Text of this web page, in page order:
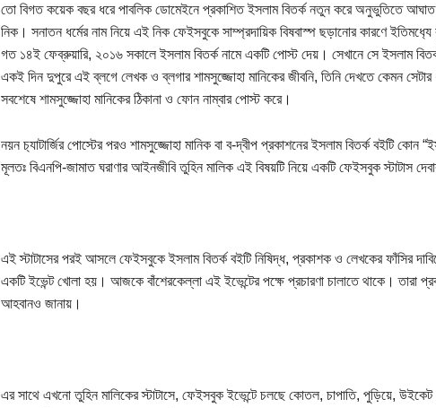
তো বিগত কয়েক বছর ধরে পাবলিক ডোমেইনে প্রকাশিত ইসলাম বিতর্ক নতুন করে অনুভুতিতে
নিক। সনাতন ধর্মের নাম নিয়ে এই নিক ফেইসবুকে সাম্প্রদায়িক বিষবাস্প ছড়ানোর কারণে
গত ১৪ই ফেব্রুয়ারি, ২০১৬ সকালে ইসলাম বিতর্ক নামে একটি পোস্ট দেয়। সেখানে সে ইসলাম
একই দিন দুপুরে এই ব্লগে লেখক ও ব্লগার শামসুজ্জোহা মানিকের জীবনি, তিনি দেখতে কেমন
সবশেষে শামসুজ্জোহা মানিকের ঠিকানা ও ফোন নাম্বার পোস্ট করে।
নয়ন চ‍্যাটার্জির পোস্টের পরও শামসুজ্জোহা মানিক বা ব-দ্বীপ প্রকাশনের ইসলাম বিতর্ক বইটি কোন
মূলতঃ বিএনপি-জামাত ঘরাণার আইনজীবি তুহিন মালিক এই বিষয়টি নিয়ে একটি ফেইসবুক স্টাটাস
এই স্টাটাসের পরই আসলে ফেইসবুকে ইসলাম বিতর্ক বইটি নিষিদ্ধ, প্রকাশক ও লেখকের ফাঁসির
একটি ইভেন্ট খোলা হয়। আজকে বাঁশেরকেল্লা এই ইভেন্টের পক্ষে প্রচারণা চালাতে থাকে। তারা
আহবানও জানায়।
এর সাথে এখনো তুহিন মালিকের স্টাটাসে, ফেইসবুক ইভেন্টে চলছে কোতল, চাপাতি, পুড়িয়ে,